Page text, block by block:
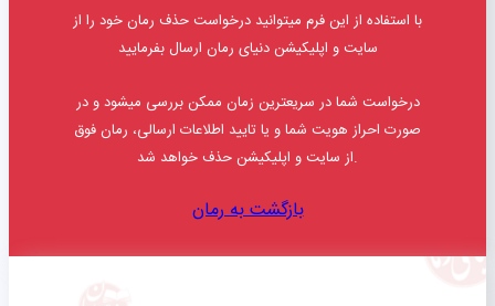
با استفاده از این فرم میتوانید درخواست حذف رمان خود را از
سایت و اپلیکیشن دنیای رمان ارسال بفرمایید
درخواست شما در سریعترین زمان ممکن بررسی میشود و در
صورت احراز هویت شما و یا تایید اطلاعات ارسالی، رمان فوق
از سایت و اپلیکیشن حذف خواهد شد.
بازگشت به رمان